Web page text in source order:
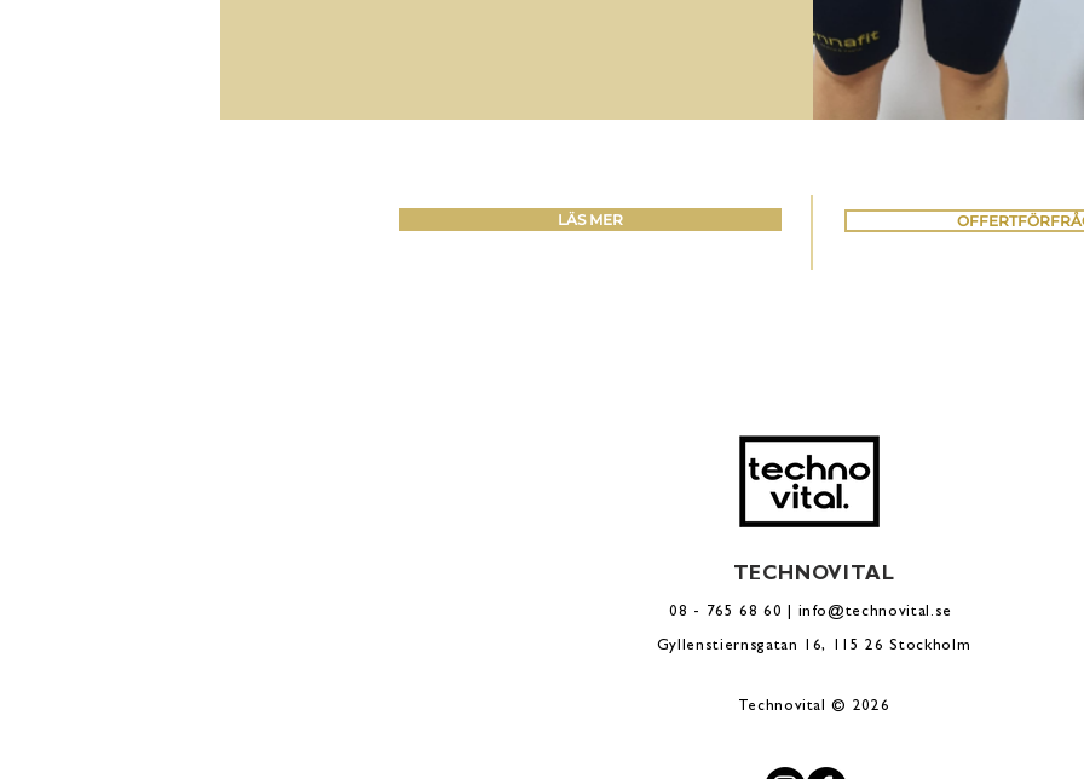
LÄS MER
TECHNOVITAL
08 - 765 68 60 | info@technovital.se
Gyllenstiernsgatan 16, 115 26 Stockholm
Technovital © 2026